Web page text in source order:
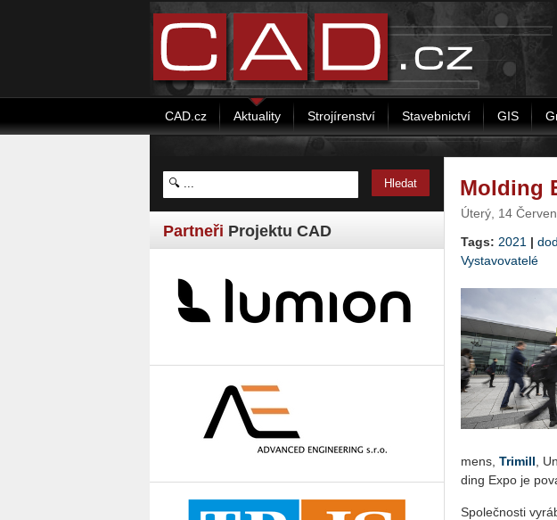
CAD.cz Aktuality Strojírenství Stavebnictví GIS
Partneři Projektu CAD
Molding
Úterý, 14
Tags: 2021 |
Vystavovatelé
mens, Tri­mill ,
ding Expo je
Spo­leč­nos­ti